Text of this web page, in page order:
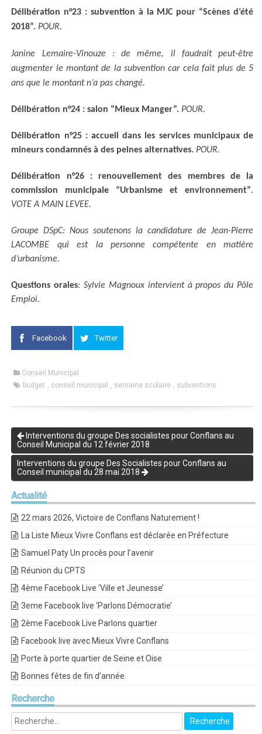
Délibération n°23 : subvention à la MJC pour “Scènes d’été
2018”. POUR.
Janine Lemaire-Vinouze : de même, il faudrait peut-être
augmenter le montant de la subvention car cela fait plus de 5
ans que le montant n’a pas changé.
Délibération n°24 : salon “Mieux Manger”. POUR.
Délibération n°25 : accueil dans les services municipaux de
mineurs condamnés à des peines alternatives. POUR.
Délibération n°26 : renouvellement des membres de la
commission municipale “Urbanisme et environnement”.
VOTE A MAIN LEVEE.
Groupe DSpC: Nous soutenons la candidature de Jean-Pierre
LACOMBE qui est la personne compétente en matière
d’urbanisme.
Questions orales:Sylvie Magnoux intervient à propos du Pôle
Emploi.
Facebook Twitter
Conseil Municipal
budget , conseil municipal , semaine scolaire , subventions
Interventions du groupe Des socialistes pour Conflans au
Conseil Municipal du 12 février 2018
Interventions du groupe Des Socialistes pour Conflans au
Conseil municipal du 28 mai 2018
Actualité
22 mars 2026, Victoire de Conflans Naturement !
La Liste Mieux Vivre Conflans est déclarée en Préfecture
Samuel Paty Un procès pour l’avenir
Réunion du CPTS
4ème Facebook Live ‘Ville et Jeunesse’
3eme Facebook live ‘Parlons Démocratie’
2ème Facebook Live Parlons quartier
Facebook live avec Mieux Vivre Conflans
Porte à porte quartier de Seine et Oise
Bonnes fêtes de fin d’année.
Recherche